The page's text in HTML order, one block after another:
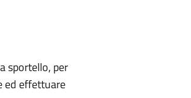
sportello, per
ed effettuare